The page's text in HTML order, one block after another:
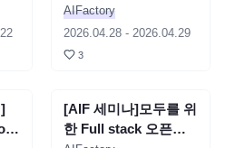
밋업
AIFactory
2026.04.28- 2026.04.29
3
료 세미나 종료
[AIF 세미나]모두를 위
한 Full stack 오픈소